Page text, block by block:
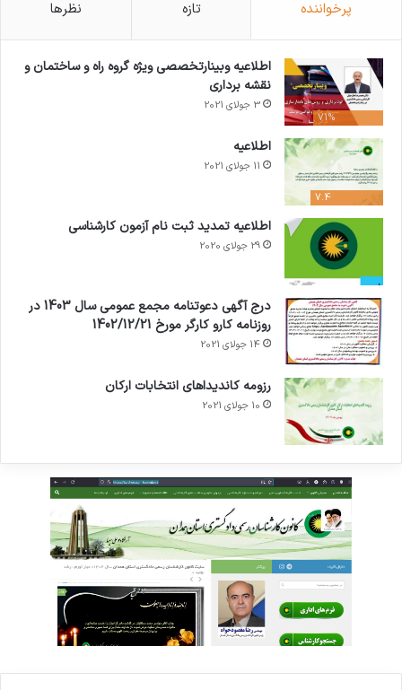
پرخواننده تازه نظرها
71%
اطلاعیه وبینارتخصصی ویژه گروه راه و ساختمان و
نقشه برداری
3 جولای 2021
7.4
اطلاعیه
11 جولای 2021
اطلاعیه تمدید ثبت نام آزمون کارشناسی
29 جولای 2020
درج آگهی دعوتنامه مجمع عمومی سال 1403 در
روزنامه کارو کارگر مورخ 1402/12/21
14 جولای 2021
رزومه کاندیداهای انتخابات ارکان
10 جولای 2021